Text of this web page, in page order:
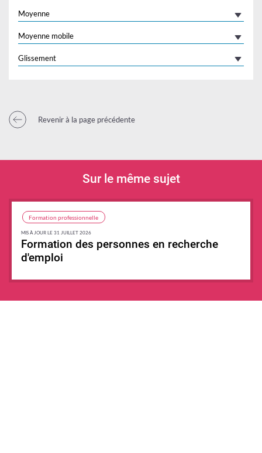
Moyenne
Moyenne mobile
Glissement
Revenir à la page précédente
Sur le même sujet
Formation des personnes en recherche
d'emploi
Synthèse
Formation professionnelle
MIS À JOUR LE 31 JUILLET 2026